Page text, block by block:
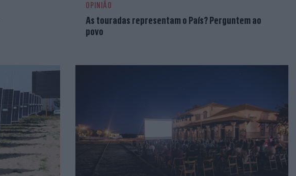
OPINIÃO
As touradas representam o País? Perguntem ao
povo